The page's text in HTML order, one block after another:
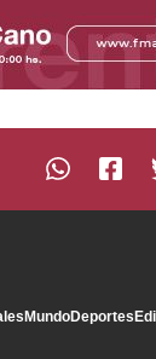
MundoDeportes